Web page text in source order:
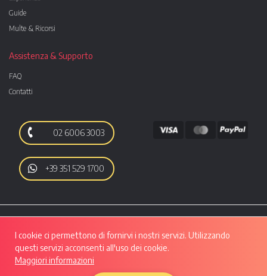
Guide
Multe & Ricorsi
Assistenza & Supporto
FAQ
Contatti
02 6006 3003
+39 351 529 1700
Autoo srl | Viale Luigi Majno, 28 - CAP 20129, MILANO | P.IVA: 10133550961 |
I cookie ci permettono di fornirvi i nostri servizi. Utilizzando
questi servizi acconsenti all'uso dei cookie.
Maggiori informazioni